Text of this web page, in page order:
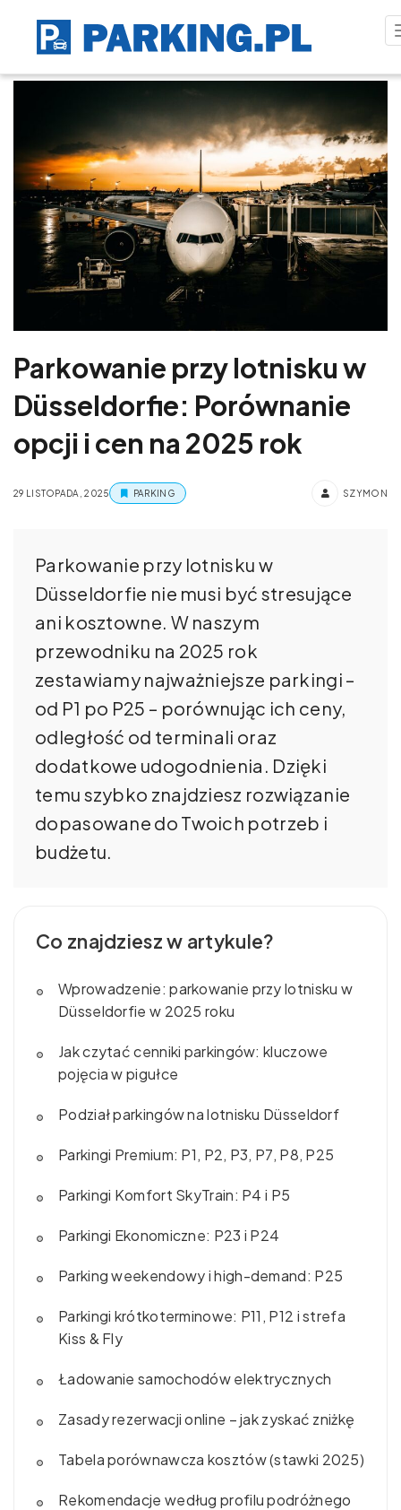
Parkowanie przy lotnisku w
Düsseldorfie: Porównanie
opcji i cen na 2025 rok
29 LISTOPADA, 2025 PARKING SZYMON
Parkowanie przy lotnisku w
Düsseldorfie nie musi być stresujące
ani kosztowne. W naszym
przewodniku na 2025 rok
zestawiamy najważniejsze parkingi –
od P1 po P25 – porównując ich ceny,
odległość od terminali oraz
dodatkowe udogodnienia. Dzięki
temu szybko znajdziesz rozwiązanie
dopasowane do Twoich potrzeb i
budżetu.
Co znajdziesz w artykule?
Wprowadzenie: parkowanie przy lotnisku w
Düsseldorfie w 2025 roku
Jak czytać cenniki parkingów: kluczowe
pojęcia w pigułce
Podział parkingów na lotnisku Düsseldorf
Parkingi Premium: P1, P2, P3, P7, P8, P25
Parkingi Komfort SkyTrain: P4 i P5
Parkingi Ekonomiczne: P23 i P24
Parking weekendowy i high-demand: P25
Parkingi krótkoterminowe: P11, P12 i strefa
Kiss & Fly
Ładowanie samochodów elektrycznych
Zasady rezerwacji online – jak zyskać zniżkę
Tabela porównawcza kosztów (stawki 2025)
Rekomendacje według profilu podróżnego